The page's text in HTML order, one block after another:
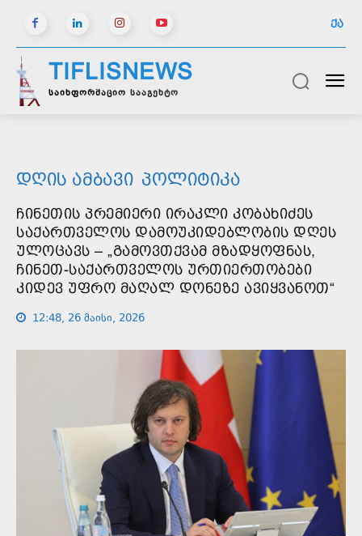
ᲥᲐ
TIFLISNEWS
საინფორმაციო სააგენტო
ᲓᲦᲘᲡ ᲐᲛᲑᲐᲕᲘ ᲞᲝᲚᲘᲢᲘᲙᲐ
ᲩᲘᲜᲔᲗᲘᲡ ᲞᲠᲔᲛᲘᲔᲠᲘ ᲘᲠᲐᲙᲚᲘ ᲙᲝᲑᲐᲮᲘᲫᲔᲡ
ᲡᲐᲥᲐᲠᲗᲕᲔᲚᲝᲡ ᲓᲐᲛᲝᲣᲙᲘᲓᲔᲑᲚᲝᲑᲘᲡ ᲓᲦᲔᲡ
ᲣᲚᲝᲪᲐᲕᲡ – „ᲒᲐᲛᲝᲕᲗᲥᲕᲐᲛ ᲛᲖᲐᲓᲧᲝᲤᲜᲐᲡ,
ᲩᲘᲜᲔᲗ-ᲡᲐᲥᲐᲠᲗᲕᲔᲚᲝᲡ ᲣᲠᲗᲘᲔᲠᲗᲝᲑᲔᲑᲘ
ᲙᲘᲓᲔᲕ ᲣᲤᲠᲝ ᲛᲐᲦᲐᲚ ᲓᲝᲜᲔᲖᲔ ᲐᲕᲘᲧᲕᲐᲜᲝᲗ“
12:48, 26 მაისი, 2026